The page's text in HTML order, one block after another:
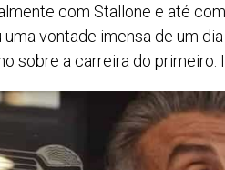
com Stallone e até
uma vontade imensa de um
sobre a carreira do